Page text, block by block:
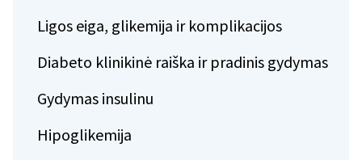
Ligos eiga, glikemija ir komplikacijos
Diabeto klinikinė raiška ir pradinis gydymas
Gydymas insulinu
Hipoglikemija